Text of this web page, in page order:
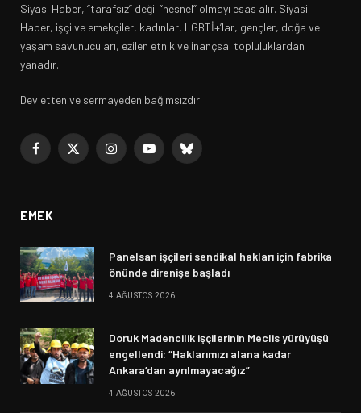
Siyasi Haber, “tarafsız” değil “nesnel” olmayı esas alır. Siyasi
Haber, işçi ve emekçiler, kadınlar, LGBTİ+’lar, gençler, doğa ve
yaşam savunucuları, ezilen etnik ve inançsal topluluklardan
yanadır.
Devletten ve sermayeden bağımsızdır.
Facebook
X
InstagramYouTubeBluesky
EMEK
Panelsan işçileri sendikal hakları için fabrika
önünde direnişe başladı
4 AĞUSTOS 2026
Doruk Madencilik işçilerinin Meclis yürüyüşü
engellendi: “Haklarımızı alana kadar
Ankara’dan ayrılmayacağız”
4 AĞUSTOS 2026